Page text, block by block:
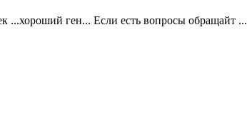
ген... Если есть вопросы обращайт ...